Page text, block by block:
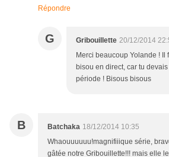
Répondre
G Gribouillette 20/12/2014
Merci beaucoup Yolande ! Il
bisou en direct, car tu
période ! Bisous bisous
B Batchaka 18/12/2014 10:35
Whaouuuuuu!magnifiiique série,
gâtée notre Gribouillette!!! mais elle